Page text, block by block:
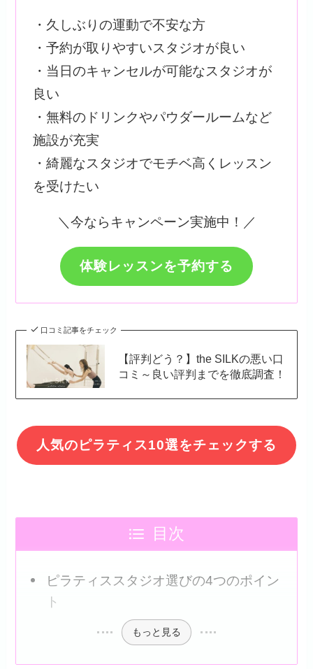
・久しぶりの運動で不安な方
・予約が取りやすいスタジオが良い
・当日のキャンセルが可能なスタジオが
良い
・無料のドリンクやパウダールームなど
施設が充実
・綺麗なスタジオでモチベ高くレッスン
を受けたい
＼今ならキャンペーン実施中！／
体験レッスンを予約する
口コミ記事をチェック
【評判どう？】the SILKの悪い口
コミ～良い評判までを徹底調査！
人気のピラティス10選をチェックする
目次
ピラティススタジオ選びの4つのポイン
ト
もっと見る